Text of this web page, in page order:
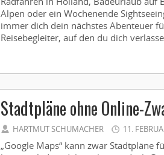
Alpen oder ein Wochenende
immer dich dein nächstes Abenteuer
Reisebegleiter, auf den du dich
Stadtpläne ohne Online-
HARTMUT SCHUMACHER 11.
„Google Maps“ kann zwar Stadtpläne